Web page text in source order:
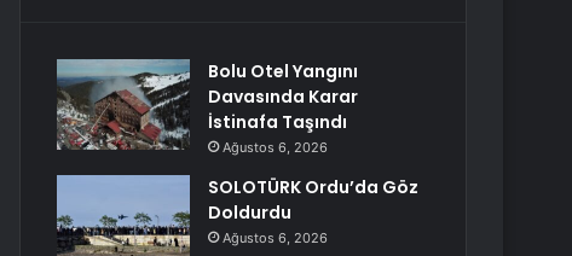
Bolu Otel Yangını
Davasında Karar
İstinafa Taşındı
Ağustos 6, 2026
SOLOTÜRK Ordu’da Göz
Doldurdu
Ağustos 6, 2026